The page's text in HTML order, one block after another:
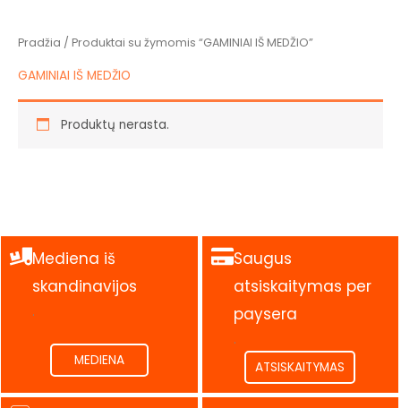
Pradžia / Produktai su žymomis “GAMINIAI IŠ MEDŽIO”
GAMINIAI IŠ MEDŽIO
Produktų nerasta.
Mediena iš
skandinavijos
.
MEDIENA
Saugus
atsiskaitymas per
paysera
.
ATSISKAITYMAS